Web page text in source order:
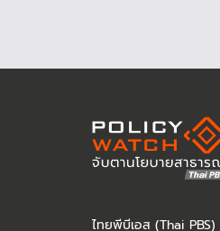
ไทยพีบีเอส (Thai PBS)